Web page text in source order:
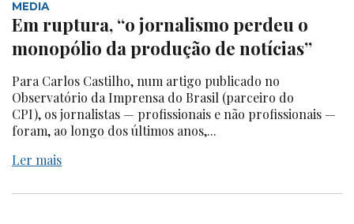
MEDIA
Em ruptura, “o jornalismo perdeu o
monopólio da produção de notícias”
Para Carlos Castilho, num artigo publicado no
Observatório da Imprensa do Brasil (parceiro do
CPI), os jornalistas — profissionais e não profissionais —
foram, ao longo dos últimos anos,...
Ler mais